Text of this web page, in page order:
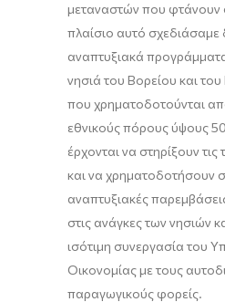
μεταναστών που φτάνουν
πλαίσιο αυτό σχεδιάσαμε
αναπτυξιακά
νησιά του Βορείου και
που χρηματοδοτούνται
εθνικούς πόρους ύψους
έρχονται να στηρίξουν τις
και να χρηματοδοτήσουν
αναπτυξιακές
στις ανάγκες των νησιών
ισότιμη συνεργασία του
Οικονομίας με τους
παραγωγικούς φορείς.